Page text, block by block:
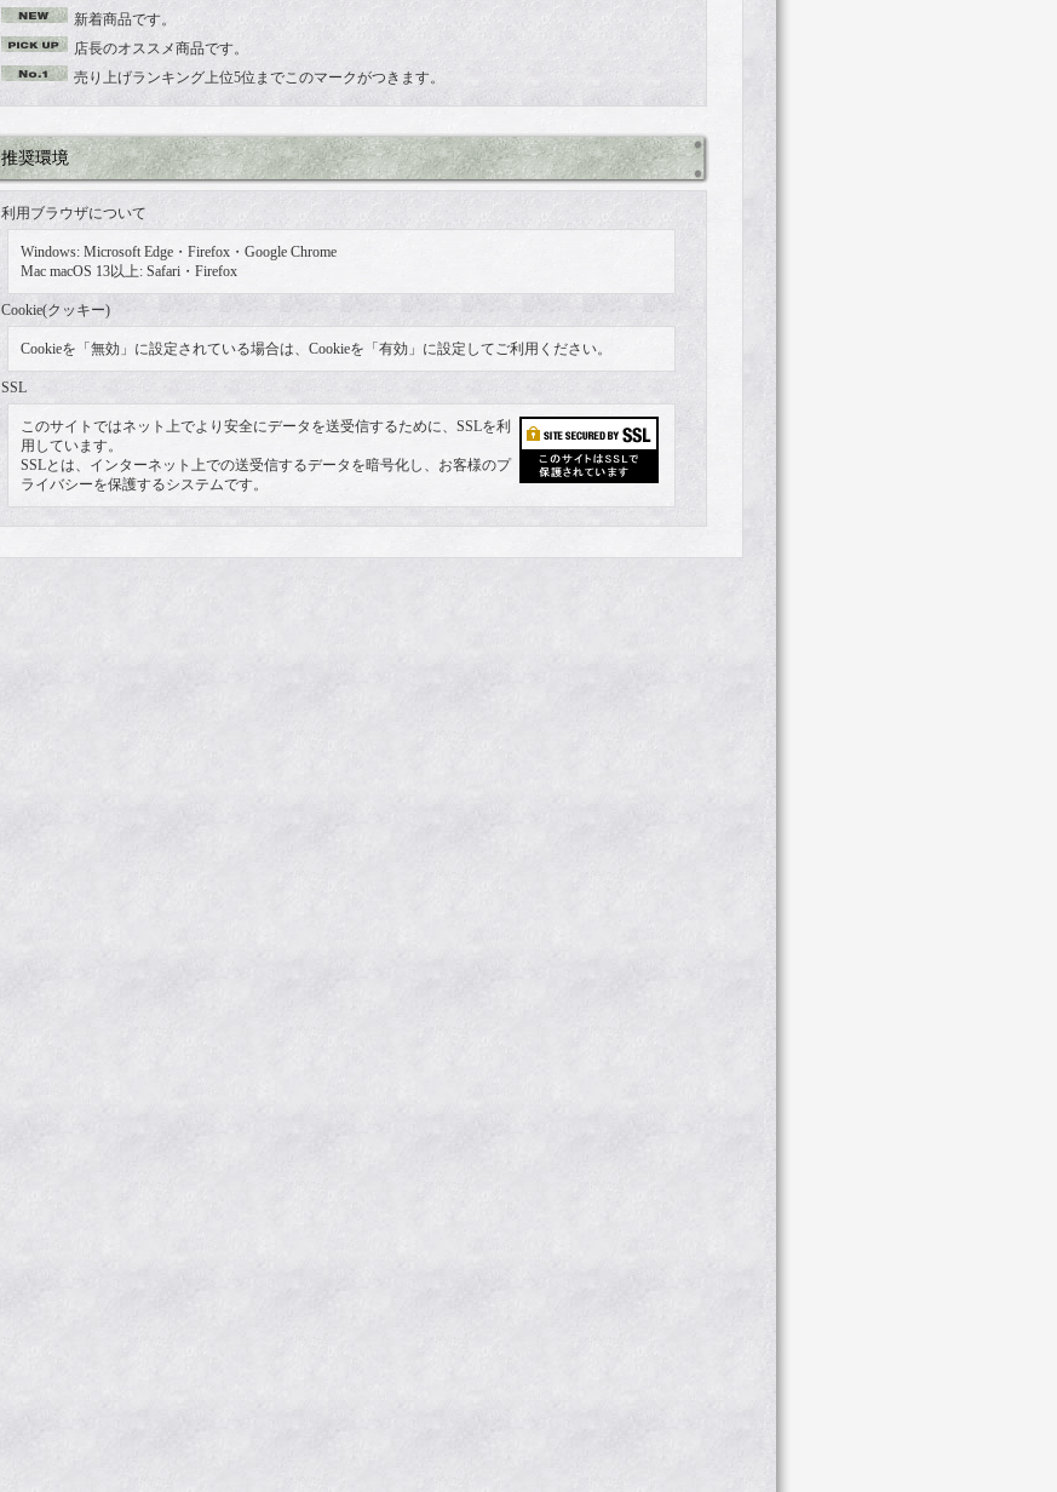
新着商品です。
店長のオススメ商品です。
売り上げランキング上位5位までこのマークがつきます。
推奨環境
利用ブラウザについて
Windows: Microsoft Edge・Firefox ・Google Chrome
Mac macOS 13以上: Safari・Firefox
Cookie(クッキー)
Cookieを「無効」に設定されている場合は、Cookieを「有効」に設定してご利用ください。
SSL
このサイトではネット上でより安全にデータを送受信するために、SSLを利
用しています。
SSLとは、インターネット上での送受信するデータを暗号化し、お客様のプ
ライバシーを保護するシステムです。